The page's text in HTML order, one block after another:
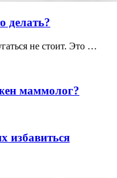
делать?
не стоит. Это …
маммолог?
избавиться